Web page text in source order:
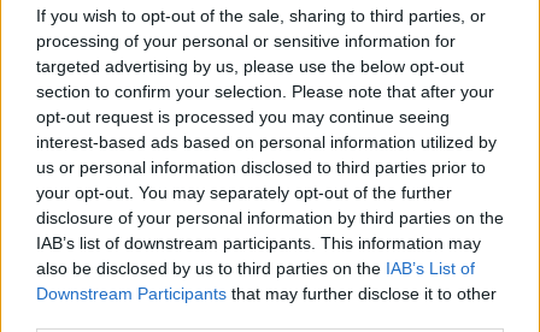
If you wish to opt-out of the sale, sharing to third parties, or
processing of your personal or sensitive information for
targeted advertising by us, please use the below opt-out
section to confirm your selection. Please note that after your
opt-out request is processed you may continue seeing
interest-based ads based on personal information utilized by
us or personal information disclosed to third parties prior to
your opt-out. You may separately opt-out of the further
disclosure of your personal information by third parties on the
IAB’s list of downstream participants. This information may
also be disclosed by us to third parties on the IAB’s List of
Downstream Participants that may further disclose it to other
«πλαίσιο συνυπευθυνότητας» από την πολιτεία,
υποστηρίζοντας ότι το κράτος ορίζει τον
προϋπολογισμό, χωρίς όμως να προσδιορίζει
επαρκώς τι αγοράζει, με αποτέλεσμα το βάρος
να μετακυλίεται στη βιομηχανία. Αποκάλυψε ότι
«προχθές λάβαμε νοσοκομειακά σημειώματα για
το clawback του πρώτου εξαμήνου του 2025 με
τις επιστροφές κατά μέσο όρο στο 80,6%»,
παρομοιάζοντας τη μεταχείριση αυτή με τη λογική
«σαν να μας λέτε “μας κλέβετε και, επειδή μας